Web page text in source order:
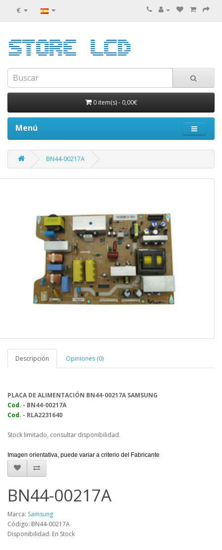
€
0 item(s)- 0,00€
Menú
BN44-00217A
Descripción Opiniones (0)
PLACA DE ALIMENTACIÓN BN44-00217A SAMSUNG
Cod. - BN44-00217A
Cod. - RLA2231640
Stock limitado, consultar disponibilidad.
Imagen orientativa, puede variar a criterio del Fabricante
BN44-00217A
Marca: Samsung
Código: BN44-00217A
Disponibilidad: En Stock